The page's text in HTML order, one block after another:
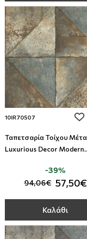
10IR70507
Ταπετσαρία Τοίχου
Luxurious Decor Modern
94,06€ 57,50€
-39%
Καλάθι